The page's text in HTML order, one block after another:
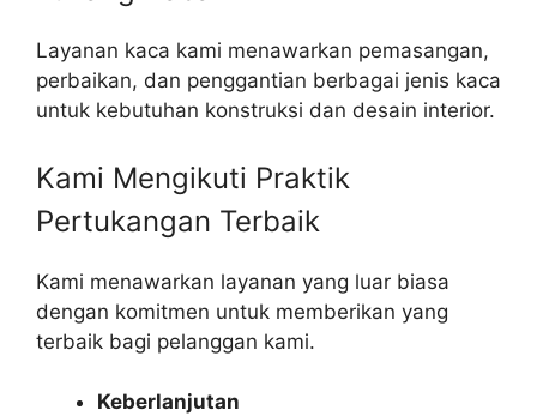
Layanan kaca kami menawarkan pemasangan,
perbaikan, dan penggantian berbagai jenis kaca
untuk kebutuhan konstruksi dan desain interior.
Kami Mengikuti Praktik
Pertukangan Terbaik​
Kami menawarkan layanan yang luar biasa
dengan komitmen untuk memberikan yang
terbaik bagi pelanggan kami.
Keberlanjutan